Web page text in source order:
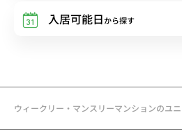
ウィークリー・マンスリーマンションのユ
入居可能日から探す